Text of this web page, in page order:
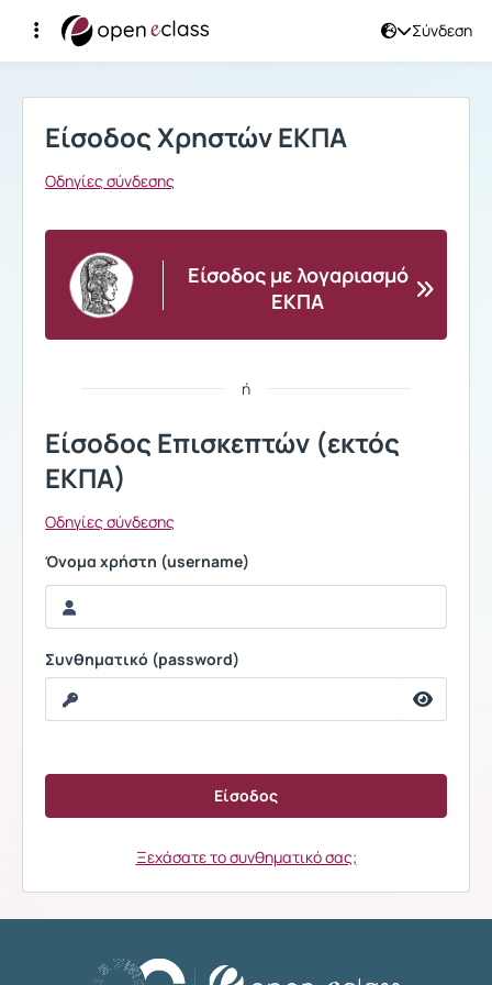
Σύνδεση
Σύνδεση
Είσοδος Χρηστών ΕΚΠΑ
Οδηγίες σύνδεσης
Είσοδος με λογαριασμό
ΕΚΠΑ
ή
Είσοδος Επισκεπτών (εκτός
ΕΚΠΑ)
Οδηγίες σύνδεσης
Όνομα χρήστη (username)
Συνθηματικό (password)
Ξεχάσατε το συνθηματικό σας;